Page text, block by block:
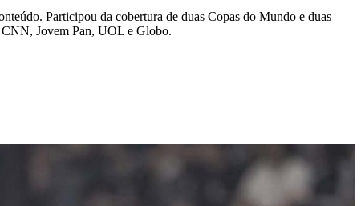
Participou da cobertura de duas Copas do Mundo e duas
CNN, Jovem Pan, UOL e Globo.